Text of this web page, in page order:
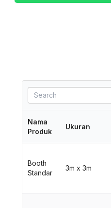
Nama
Produk
Ukuran
Booth
Standar
3m x 3m